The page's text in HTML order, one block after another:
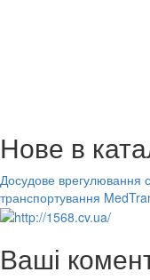
Нове в
Досудове врегулювання
транспортування
Ваші